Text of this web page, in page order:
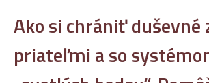
Ako si chrániť duševné
priateľmi a so